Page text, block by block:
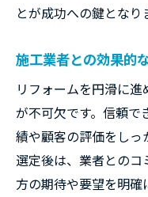
とが成功への鍵となり
施工業者との効果的
リフォームを円滑に
が不可欠です。信頼で
績や顧客の評価をしっ
選定後は、業者との
方の期待や要望を明